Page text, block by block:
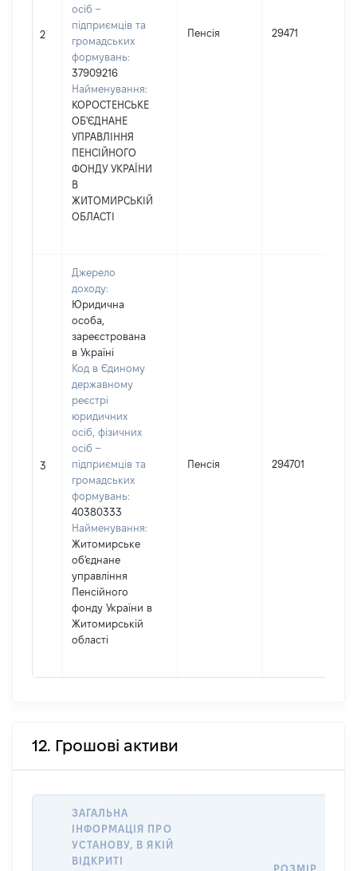
2
осіб –
підприємців та
громадських
формувань:
37909216
Найменування:
КОРОСТЕНСЬКЕ
ОБ'ЄДНАНЕ
УПРАВЛІННЯ
ПЕНСІЙНОГО
ФОНДУ УКРАЇНИ
В
ЖИТОМИРСЬКІЙ
ОБЛАСТІ
Пенсія 29471
3
Джерело
доходу:
Юридична
особа,
зареєстрована
в Україні
Код в Єдиному
державному
реєстрі
юридичних
осіб, фізичних
осіб –
підприємців та
громадських
формувань:
40380333
Найменування:
Житомирське
об'єднане
управління
Пенсійного
фонду України в
Житомирській
області
Пенсія 294701
12. Грошові активи
ЗАГАЛЬНА
ІНФОРМАЦІЯ ПРО
УСТАНОВУ, В ЯКІЙ
ВІДКРИТІ
РОЗМІР